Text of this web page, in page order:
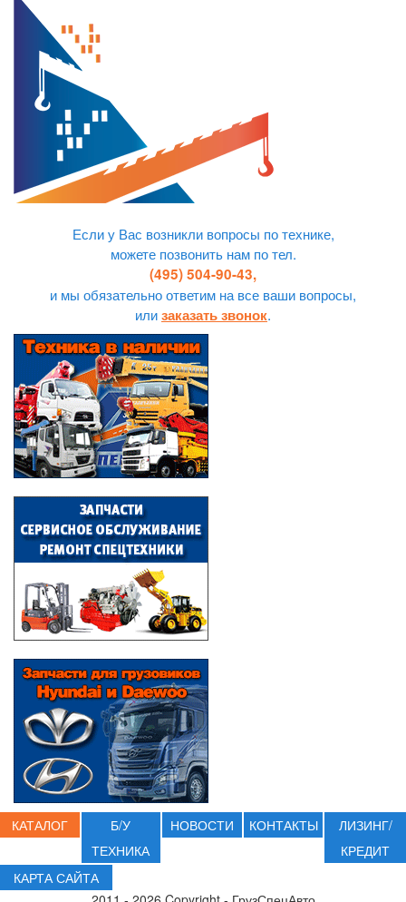
Если у Вас возникли вопросы по технике,
можете позвонить нам по тел.
(495) 504-90-43,
и мы обязательно ответим на все ваши вопросы,
илизаказать звонок.
КАТАЛОГ
Б/У
ТЕХНИКА
НОВОСТИ КОНТАКТЫ
ЛИЗИНГ/
КРЕДИТ
КАРТА САЙТА